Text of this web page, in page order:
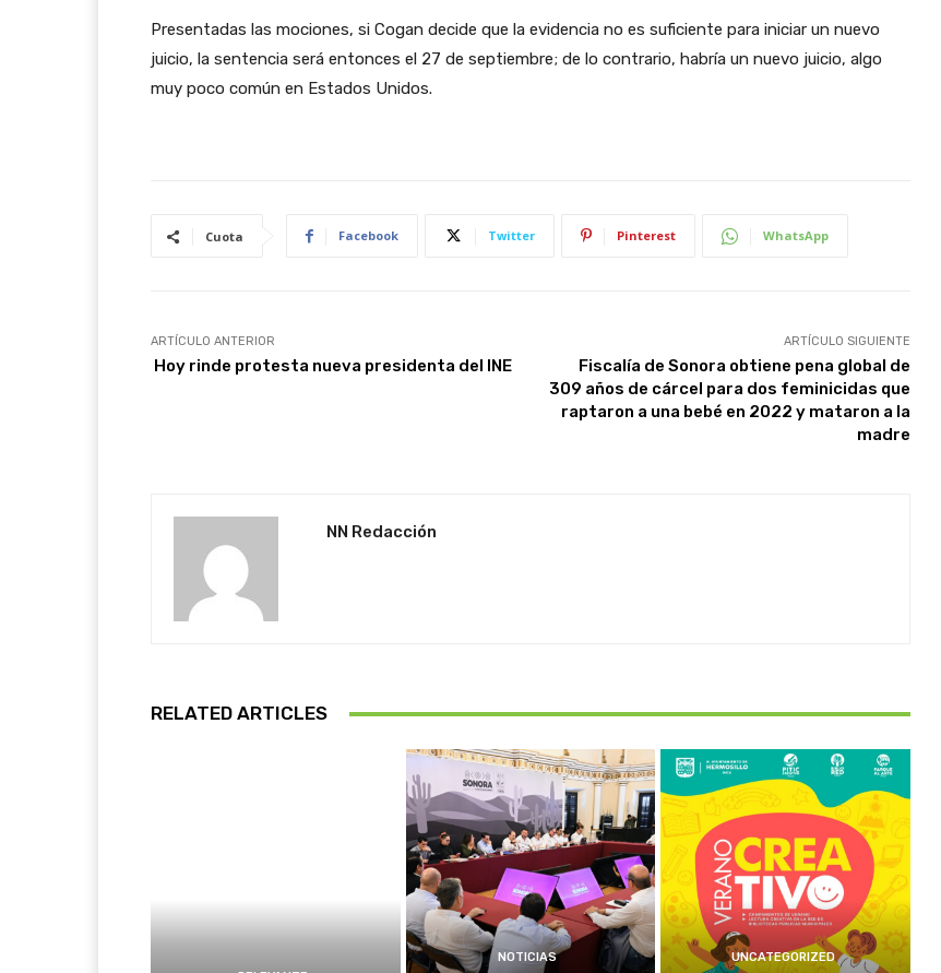
Presentadas las mociones, si Cogan decide que la evidencia no es suficiente para iniciar un nuevo
juicio, la sentencia será entonces el 27 de septiembre; de lo contrario, habría un nuevo juicio, algo
muy poco común en Estados Unidos.
Cuota Facebook Twitter Pinterest WhatsApp
ARTÍCULO ANTERIOR
Hoy rinde protesta nueva presidenta del INE
ARTÍCULO SIGUIENTE
Fiscalía de Sonora obtiene pena global de
309 años de cárcel para dos feminicidas que
raptaron a una bebé en 2022 y mataron a la
madre
NN Redacción
RELATED ARTICLES
NOTICIAS UNCATEGORIZED